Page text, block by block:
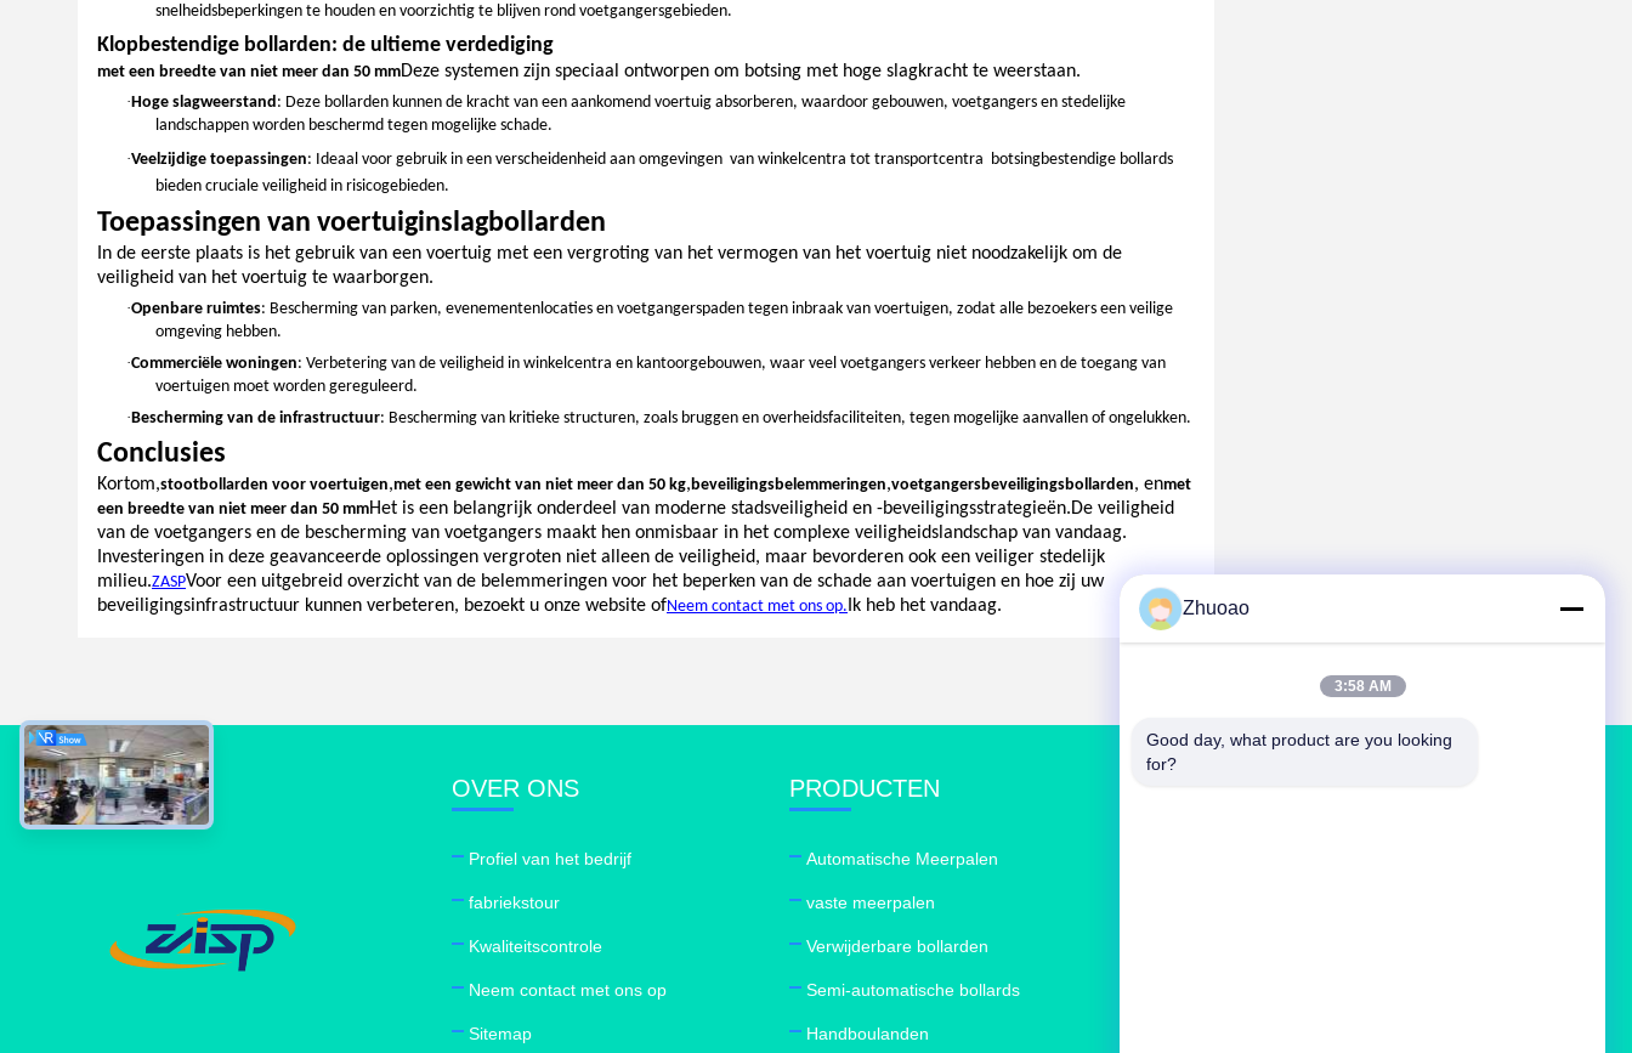
snelheidsbeperkingen te houden en voorzichtig te blijven rond voetgangersgebieden.
Klopbestendige bollarden: de ultieme verdediging
met een breedte van niet meer dan 50 mmDeze systemen zijn speciaal ontworpen om botsing met hoge slagkracht te weerstaan.
·Hoge slagweerstand: Deze bollarden kunnen de kracht van een aankomend voertuig absorberen, waardoor gebouwen, voetgangers en stedelijke
landschappen worden beschermd tegen mogelijke schade.
·Veelzijdige toepassingen: Ideaal voor gebruik in een verscheidenheid aan omgevingen  van winkelcentra tot transportcentra  botsingbestendige bollards
bieden cruciale veiligheid in risicogebieden.
Toepassingen van voertuiginslagbollarden
In de eerste plaats is het gebruik van een voertuig met een vergroting van het vermogen van het voertuig niet noodzakelijk om de
veiligheid van het voertuig te waarborgen.
·Openbare ruimtes: Bescherming van parken, evenementenlocaties en voetgangerspaden tegen inbraak van voertuigen, zodat alle bezoekers een veilige
omgeving hebben.
·Commerciële woningen: Verbetering van de veiligheid in winkelcentra en kantoorgebouwen, waar veel voetgangers verkeer hebben en de toegang van
voertuigen moet worden gereguleerd.
·Bescherming van de infrastructuur: Bescherming van kritieke structuren, zoals bruggen en overheidsfaciliteiten, tegen mogelijke aanvallen of ongelukken.
Conclusies
Kortom,stootbollarden voor voertuigen,met een gewicht van niet meer dan 50 kg,beveiligingsbelemmeringen,voetgangersbeveiligingsbollarden, enmet
een breedte van niet meer dan 50 mmHet is een belangrijk onderdeel van moderne stadsveiligheid en -beveiligingsstrategieën.De veiligheid
van de voetgangers en de bescherming van voetgangers maakt hen onmisbaar in het complexe veiligheidslandschap van vandaag.
Investeringen in deze geavanceerde oplossingen vergroten niet alleen de veiligheid, maar bevorderen ook een veiliger stedelijk
milieu.ZASPVoor een uitgebreid overzicht van de belemmeringen voor het beperken van de schade aan voertuigen en hoe zij uw
beveiligingsinfrastructuur kunnen verbeteren, bezoekt u onze website ofNeem contact met ons op. Ik heb het vandaag.
OVER ONS
Profiel van het bedrijf
fabriekstour
Kwaliteitscontrole
Neem contact met ons op
Sitemap
PRODUCTEN
Automatische Meerpalen
vaste meerpalen
Verwijderbare bollarden
Semi-automatische bollards
Handboulanden
Zhuoao
3:58 AM
Good day, what product are you looking
for?